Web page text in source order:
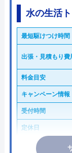
水の生活
最短駆けつけ時間
出張・見積もり費
料金目安
キャンペーン情報
受付時間
定休日